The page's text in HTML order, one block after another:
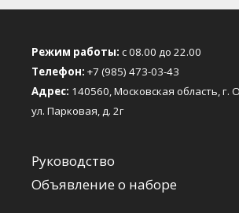
Режим работы: с 08.00 до 22.00
Телефон: +7 (985) 473-03-43
Адрес: 140560, Московская область, г.
ул. Парковая, д. 2г
Руководство
Объявление о наборе